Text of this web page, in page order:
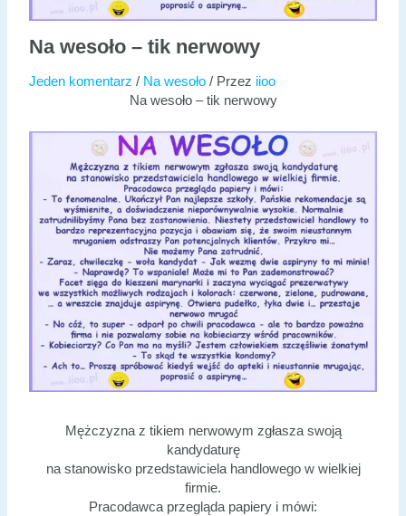
Na wesoło – tik nerwowy
Jeden komentarz / Na wesoło/ Przez iioo
Na wesoło – tik nerwowy
Mężczyzna z tikiem nerwowym zgłasza swoją
kandydaturę
na stanowisko przedstawiciela handlowego w wielkiej
firmie.
Pracodawca przegląda papiery i mówi: